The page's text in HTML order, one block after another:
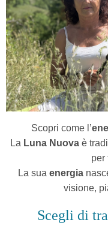
Scopri come l’
La Luna Nuovaè
per
La sua energia
visione,
Scegli di